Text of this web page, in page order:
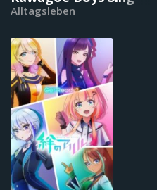
Alltagsleben